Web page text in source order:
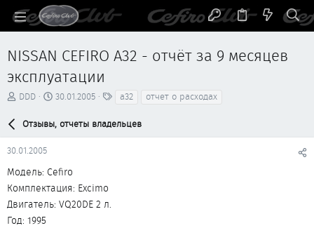
NISSAN CEFIRO A32 - отчёт за 9 месяцев
эксплуатации
А
р
т
е
м
ы
DDD
Д
а
ч
а
л
а
30.01.2005
г
a32 отчет о расходах
Отзывы, отчеты владельцев
30.01.2005
Модель: Cefiro
Комплектация: Exсimo
Двигатель: VQ20DE 2 л.
Год: 1995